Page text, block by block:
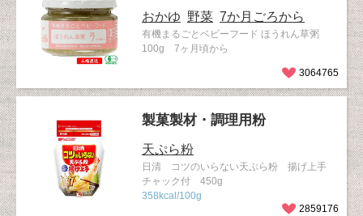
おかゆ 野菜 7か月ごろから
有機まるごとベビーフード ほうれん草粥
100g 7ヶ月頃から
3064765
製菓製材・調理用粉
天ぷら粉
日清 コツのいらない天ぷら粉 揚げ上手
チャック付 450g
358kcal/100g
2859176